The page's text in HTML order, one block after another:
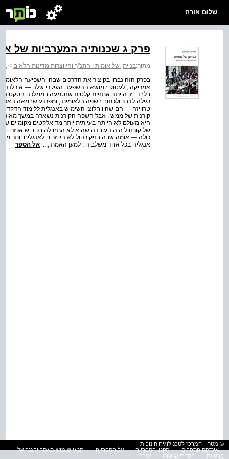
שלום אורח
פרק ג שכנותיה המערביות של
מתוך:בנייתן של אומות : התנ"ך והיווצרות מדינות הלאום >
בפרק הזה נבחן בקיצור את הדרכים שבהן השפיעה הלאומיות
אמריקה , לעסוק במושא ההשפעה העיקרי שלה — אירלנד .
בלבד . זו הייתה אתניות קלטית שנטמעה בממלכה
רגילה לדבר ולכתוב בשפה הלאומית , ומפתיע שבמאה
טרוויזה — הם שהיו חלוצי השימוש באנגלית ללימוד
קורנית של ממש , אבל השפה הקורנית נשארה במשך מאות
היא מעולם לא הייתה בעייתית יותר מדיאלקטים מקומיים
של קורנוול היה העובדה שהיא לא התחילה בכיבוש אכזרי
כולה — אומה שבה בניקורנוול לא היו זרים לאנגלים
אנגליה בכל אחד משלביה . למען האמת ,... אל הספר
© מטח - המרכז לטכנולוגיה חינוכית
אינדקס הספרים
תקנון הספרייה על הספרייה
תנאי שימוש באתר והגנה על
פרטיות
הסדרי נגישות עזרה